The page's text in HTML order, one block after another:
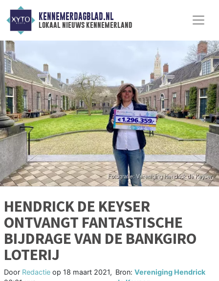
KENNEMERDAGBLAD.NL
lokaal nieuws kennemerland
HENDRICK DE KEYSER
ONTVANGT FANTASTISCHE
BIJDRAGE VAN DE BANKGIRO
LOTERIJ
Door Redactie op 18 maart 2021, Bron:Vereniging Hendrick